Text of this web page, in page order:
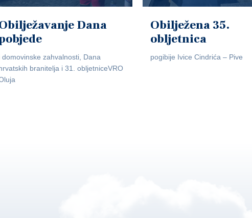
Dana
domovinske zahvalnosti, Dana
branitelja i 31. obljetniceVRO
Obilježena 35.
obljetnica
pogibije Ivice Cindrića – Pive